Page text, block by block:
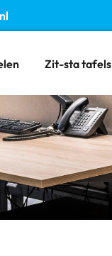
Zit-sta tafels